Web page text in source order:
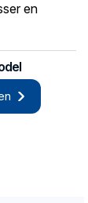
en